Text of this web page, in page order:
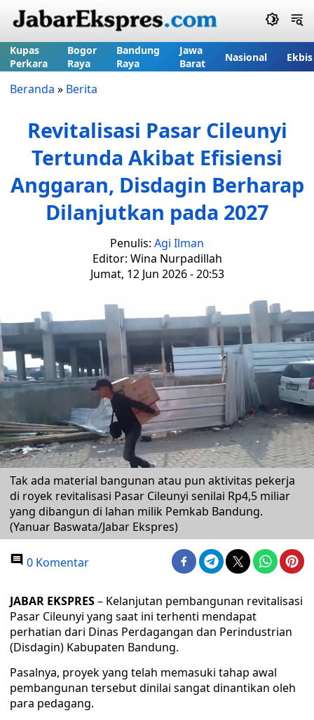
Kupas
Perkara
Bogor
Raya
Bandung
Raya
Jawa
Barat
Nasional Ekbis
Beranda » Berita
Revitalisasi Pasar Cileunyi
Tertunda Akibat Efisiensi
Anggaran, Disdagin Berharap
Dilanjutkan pada 2027
Penulis: Agi Ilman
Editor: Wina Nurpadillah
Jumat, 12 Jun 2026 - 20:53
Tak ada material bangunan atau pun aktivitas pekerja
di royek revitalisasi Pasar Cileunyi senilai Rp4,5 miliar
yang dibangun di lahan milik Pemkab Bandung.
(Yanuar Baswata/Jabar Ekspres)
0 Komentar
JABAR EKSPRES– Kelanjutan pembangunan revitalisasi
Pasar Cileunyi yang saat ini terhenti mendapat
perhatian dari Dinas Perdagangan dan Perindustrian
(Disdagin) Kabupaten Bandung.
Pasalnya, proyek yang telah memasuki tahap awal
pembangunan tersebut dinilai sangat dinantikan oleh
para pedagang.